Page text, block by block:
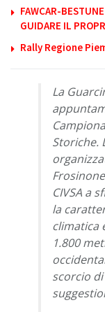
FAWCAR-
GUIDARE IL
Rally Regione
La
Storiche.
CIVSA a
la
climatica
1.800
scorcio